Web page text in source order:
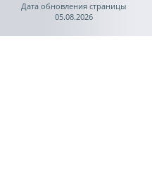
Дата обновления страницы
05.08.2026